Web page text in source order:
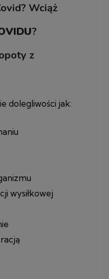
Wciąż
?
z
dolegliwości jak:
wysiłkowej